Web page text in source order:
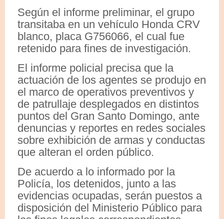
Según el informe preliminar, el grupo
transitaba en un vehículo Honda CRV
blanco, placa G756066, el cual fue
retenido para fines de investigación.
El informe policial precisa que la
actuación de los agentes se produjo en
el marco de operativos preventivos y
de patrullaje desplegados en distintos
puntos del Gran Santo Domingo, ante
denuncias y reportes en redes sociales
sobre exhibición de armas y conductas
que alteran el orden público.
De acuerdo a lo informado por la
Policía, los detenidos, junto a las
evidencias ocupadas, serán puestos a
disposición del Ministerio Público para